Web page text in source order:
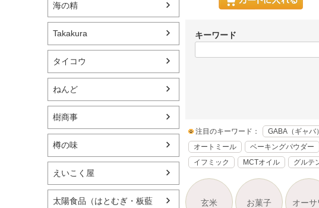
海の精
Takakura
タイコウ
ねんど
樹商事
樽の味
えいこく屋
太陽食品（はとむぎ・板藍
キーワード
注目のキーワード： GABA（ギャバ）
オートミール
ベーキングパウダー
イフミック
MCTオイル グルテ
玄米 お菓子 オーサ